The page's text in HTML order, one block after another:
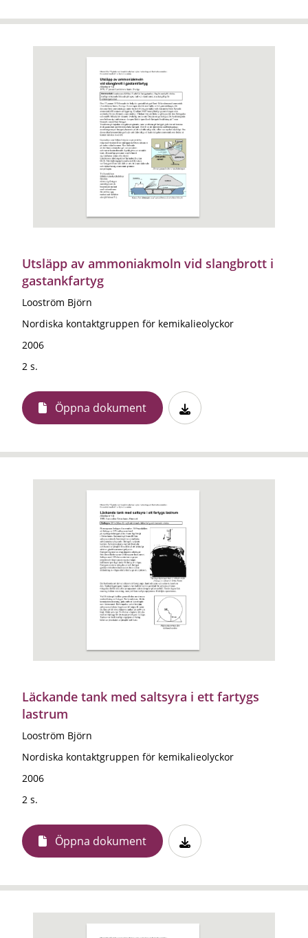
Utsläpp av ammoniakmoln vid slangbrott i
gastankfartyg
Looström Björn
Nordiska kontaktgruppen för kemikalieolyckor
2006
2 s.
Öppna dokument
Läckande tank med saltsyra i ett fartygs
lastrum
Looström Björn
Nordiska kontaktgruppen för kemikalieolyckor
2006
2 s.
Öppna dokument